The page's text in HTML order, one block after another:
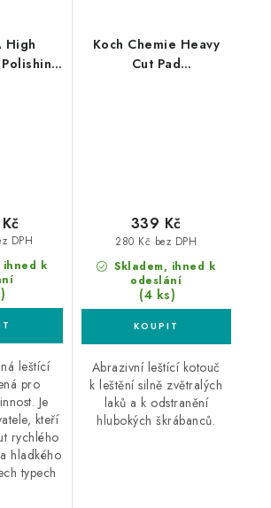
High
ihned k
DPH
leštící
pro
Je
kteří
rychlého
hladkého
typech
Koch Chemie Heavy
Cut Pad
Skladem, ihned k
odeslání
(4 ks)
280 Kč bez DPH
339 Kč
Abrazivní leštící kotouč
k leštění silně zvětralých
laků a k odstranění
hlubokých škrábanců.